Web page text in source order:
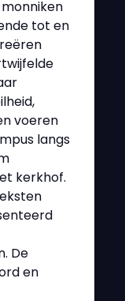
tot en
voeren
langs
kerkhof.
De
en